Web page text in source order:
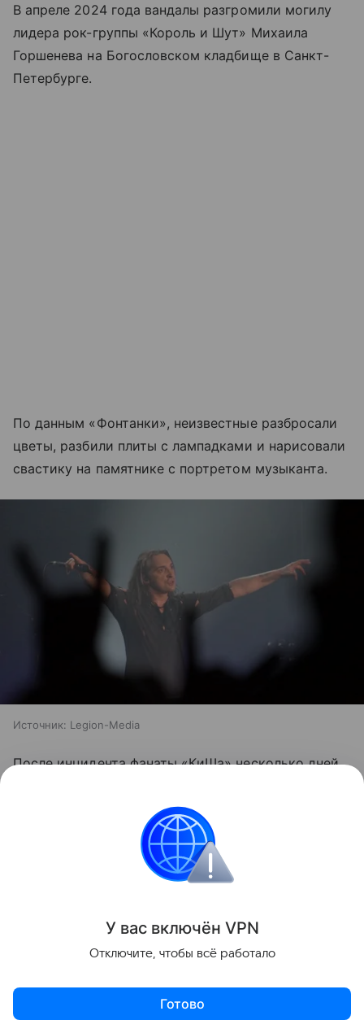
В апреле 2024 года вандалы разгромили могилу
лидера рок-группы «Король и Шут» Михаила
Горшенева на Богословском кладбище в Санкт-
Петербурге.
По данным «Фонтанки», неизвестные разбросали
цветы, разбили плиты с лампадками и нарисовали
свастику на памятнике с портретом музыканта.
Источник: Legion-Media
После инцидента фанаты «КиШа» несколько дней
с просьбой установить камеры наблюдения
и обеспечить патрулирование вокруг могилы
удовлетворена в двойном объеме: системы
около могилы «Горшка», но и над местом
захоронения другого легендарного музыканта —
лидера группы «Кино» Виктора Цоя, который
У вас включён VPN
Отключите, чтобы всё работало
Готово